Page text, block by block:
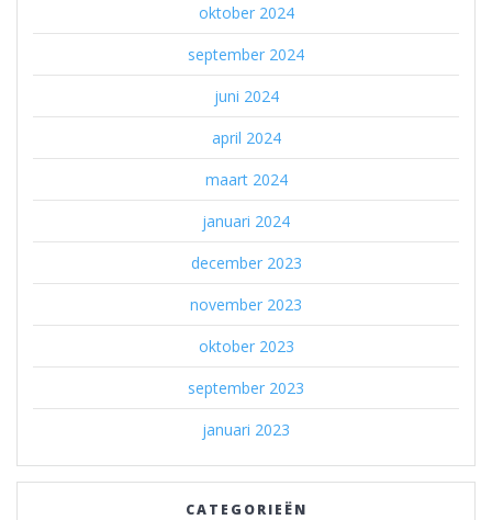
oktober 2024
september 2024
juni 2024
april 2024
maart 2024
januari 2024
december 2023
november 2023
oktober 2023
september 2023
januari 2023
CATEGORIEËN